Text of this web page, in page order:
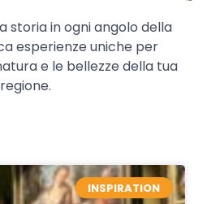
storia in ogni angolo della
esperienze uniche per
e le bellezze della tua
regione.
INSPIRATION